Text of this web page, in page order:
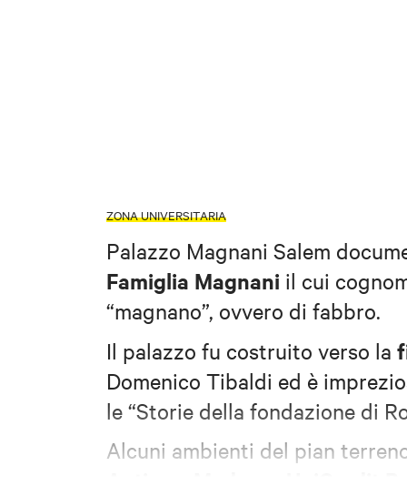
ZONA UNIVERSITARIA
Palazzo Magnani Salem
Famiglia Magnani il cui
“magnano”, ovvero di fabbro.
Il palazzo fu costruito verso la
Domenico Tibaldi ed è
le “Storie della fondazione di
Alcuni ambienti del pian